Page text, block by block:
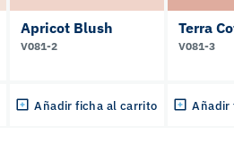
Apricot Blush
V081-2
Añadir ficha al carrito
Terra
V081-3
Añadir